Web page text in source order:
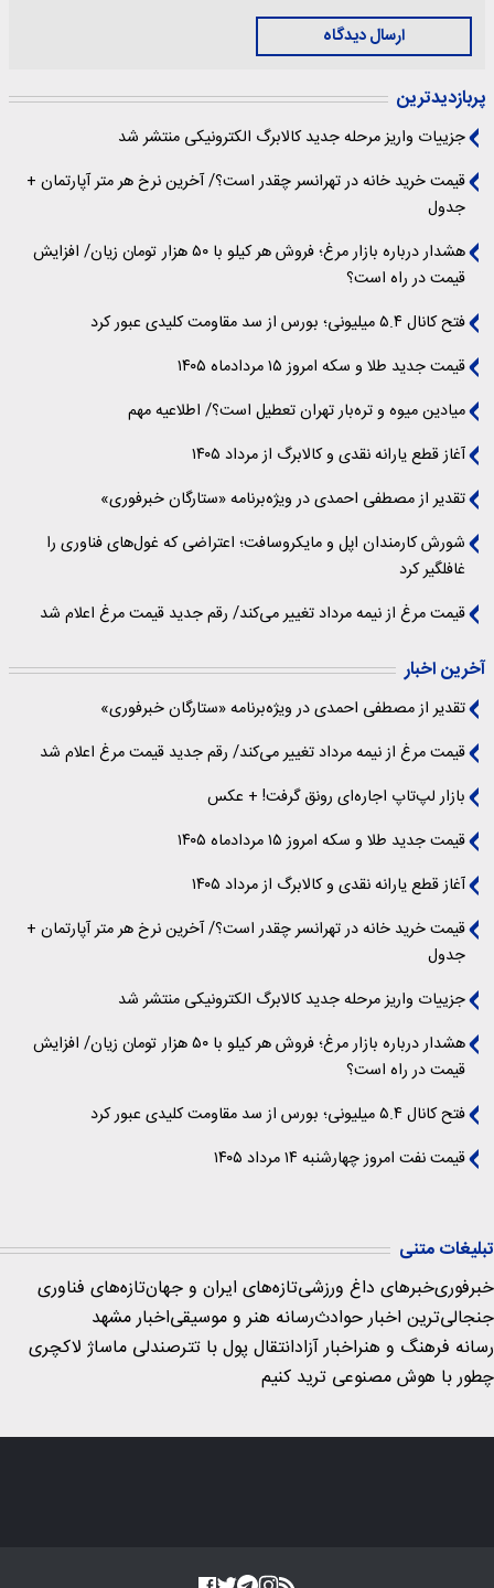
ارسال دیدگاه
پربازدیدترین
جزییات واریز مرحله جدید کالابرگ الکترونیکی منتشر شد
قیمت خرید خانه در تهرانسر چقدر است؟/ آخرین نرخ هر متر آپارتمان +
جدول
هشدار درباره بازار مرغ؛ فروش هر کیلو با ۵۰ هزار تومان زیان/ افزایش
قیمت در راه است؟
فتح کانال ۵.۴ میلیونی؛ بورس از سد مقاومت کلیدی عبور کرد
قیمت جدید طلا و سکه امروز ۱۵ مردادماه ۱۴۰۵
میادین میوه و تره‌بار تهران تعطیل است؟/ اطلاعیه مهم
آغاز قطع یارانه نقدی و کالابرگ از مرداد ۱۴۰۵
تقدیر از مصطفی احمدی در ویژه‌برنامه «ستارگان خبرفوری»
شورش کارمندان اپل و مایکروسافت؛ اعتراضی که غول‌های فناوری را
غافلگیر کرد
قیمت مرغ از نیمه مرداد تغییر می‌کند/ رقم جدید قیمت مرغ اعلام شد
آخرین اخبار
تقدیر از مصطفی احمدی در ویژه‌برنامه «ستارگان خبرفوری»
قیمت مرغ از نیمه مرداد تغییر می‌کند/ رقم جدید قیمت مرغ اعلام شد
بازار لپ‌تاپ اجاره‌ای رونق گرفت! + عکس
قیمت جدید طلا و سکه امروز ۱۵ مردادماه ۱۴۰۵
آغاز قطع یارانه نقدی و کالابرگ از مرداد ۱۴۰۵
قیمت خرید خانه در تهرانسر چقدر است؟/ آخرین نرخ هر متر آپارتمان +
جدول
جزییات واریز مرحله جدید کالابرگ الکترونیکی منتشر شد
هشدار درباره بازار مرغ؛ فروش هر کیلو با ۵۰ هزار تومان زیان/ افزایش
قیمت در راه است؟
فتح کانال ۵.۴ میلیونی؛ بورس از سد مقاومت کلیدی عبور کرد
قیمت نفت امروز چهارشنبه ۱۴ مرداد ۱۴۰۵
تبلیغات متنی
خبرفوریخبرهای داغ ورزشیتازه‌های ایران و جهانتازه‌های فناوری
جنجالی‌ترین اخبار حوادثرسانه هنر و موسیقیاخبار مشهد
رسانه فرهنگ و هنراخبار آزادانتقال پول با تترصندلی ماساژ لاکچری
چطور با هوش مصنوعی ترید کنیم